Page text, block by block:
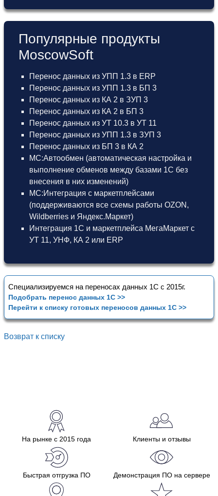
Популярные продукты
MoscowSoft
Перенос данных из УПП 1.3 в ERP
Перенос данных из УПП 1.3 в БП 3
Перенос данных из КА 2 в ЗУП 3
Перенос данных из КА 2 в БП 3
Перенос данных из УТ 10.3 в УТ 11
Перенос данных из УПП 1.3 в ЗУП 3
Перенос данных из БП 3 в КА 2
МС:Автообмен (автоматическая настройка и
выполнение обменов между базами 1С без
внесения в них изменений)
МС:Интеграция с маркетплейсами
(поддерживаются все схемы работы OZON,
Wildberries и Яндекс.Маркет)
Интеграция 1С и маркетплейса МегаМаркет с
УТ 11, УНФ, КА 2 или ERP
Специализируемся на переносах данных 1С с 2015г.
Подобрать перенос данных 1С >>
Перейти к списку готовых переносов данных 1С >>
Возврат к списку
На рынке с 2015 года Клиенты и отзывы
Быстрая отгрузка ПО Демонстрация ПО на сервере